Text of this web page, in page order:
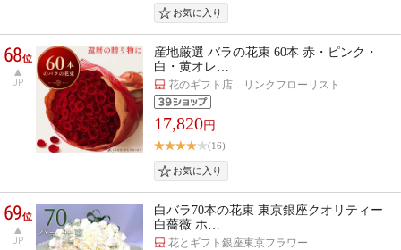
68位
UP
産地厳選 バラの花束 60本 赤・ピンク・
白・黄オレ…
花のギフト店 リンクフローリスト
17,820円
(16)
69位
UP
白バラ70本の花束 東京銀座クオリティー
白薔薇 ホ…
花とギフト銀座東京フラワー